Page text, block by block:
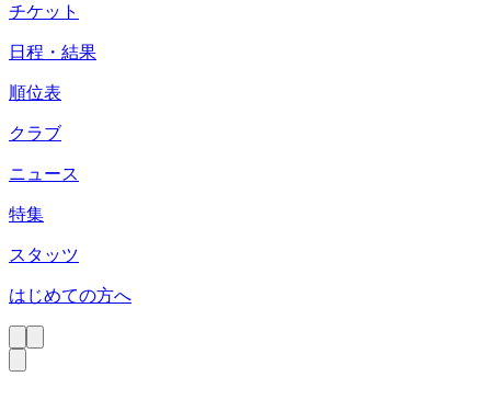
チケット
日程・結果
順位表
クラブ
ニュース
特集
スタッツ
はじめての方へ